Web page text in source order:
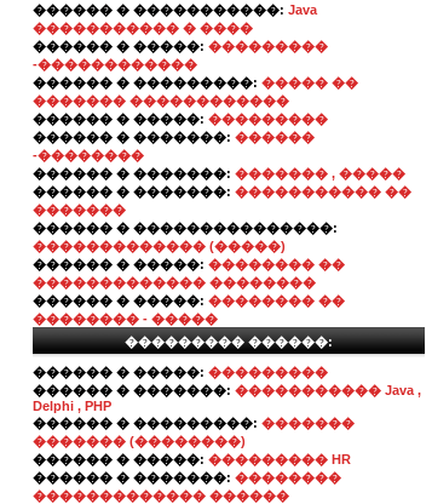
������ � �����������: Java
����������� � ����
������ � �����: ���������
-������������
������ � ���������: ����� ��
������� ������������
������ � �����: ���������
������ � �������: ������
-��������
������ � �������: ������� , �����
������ � �������: ����������� ��
�������
������ � ���������������:
������������� (�����)
������ � �����: �������� ��
������������� ��������
������ � �����: �������� ��
�������� - �����
��������� ������:
������ � �����: ���������
������ � �������: ����������� Java ,
Delphi , PHP
������ � ���������: �������
������� (��������)
������ � �����: ��������� HR
������ � �������: ��������
������������� ������